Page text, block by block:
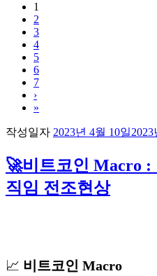
1
2
3
4
5
6
7
›
»
작성일자 2023년 4월 10일2023
🚀비트코인 Macro :
직임 전조현상
📈 비트코인 Macro